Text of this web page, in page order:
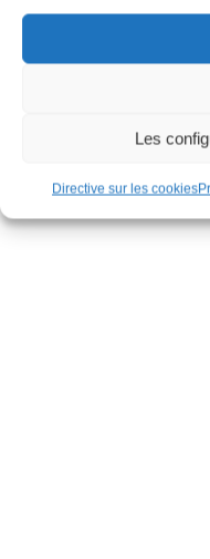
Les
Directive sur les cookies